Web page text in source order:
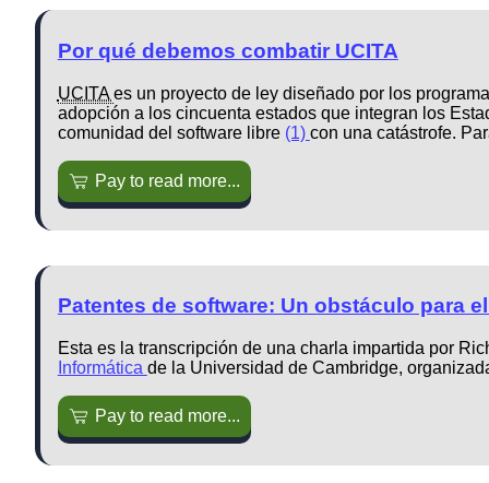
Por qué debemos combatir UCITA
UCITA es un proyecto de ley diseñado por los
adopción a los cincuenta estados que integran los
comunidad del software libre (1) con una catástrofe.
Pay to read more...
Patentes de software: Un obstáculo para
Esta es la transcripción de una charla impartida por
Informática de la Universidad de Cambridge,
Pay to read more...